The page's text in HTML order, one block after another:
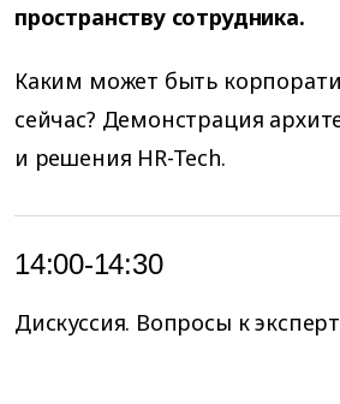
пространству сотрудника.
Каким может быть
сейчас? Демонстрация
и решения HR-Tech.
14:00-14:30
Дискуссия. Вопросы к